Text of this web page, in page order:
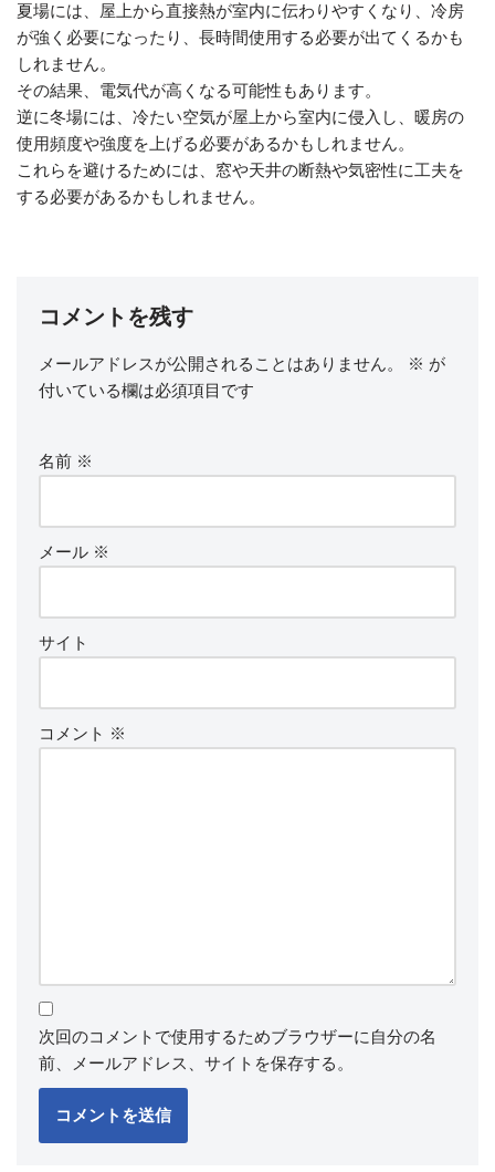
夏場には、屋上から直接熱が室内に伝わりやすくなり、冷房
が強く必要になったり、長時間使用する必要が出てくるかも
しれません。
その結果、電気代が高くなる可能性もあります。
逆に冬場には、冷たい空気が屋上から室内に侵入し、暖房の
使用頻度や強度を上げる必要があるかもしれません。
これらを避けるためには、窓や天井の断熱や気密性に工夫を
する必要があるかもしれません。
コメントを残す
メールアドレスが公開されることはありません。 ※ が
付いている欄は必須項目です
名前 ※
メール ※
サイト
コメント ※
次回のコメントで使用するためブラウザーに自分の名
前、メールアドレス、サイトを保存する。